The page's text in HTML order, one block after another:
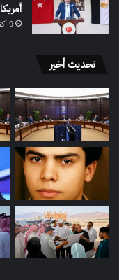
أمريكا 2026
9 أكتوبر، 2025
تحديث أخير